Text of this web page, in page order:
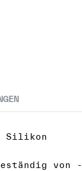
Silikon
von -